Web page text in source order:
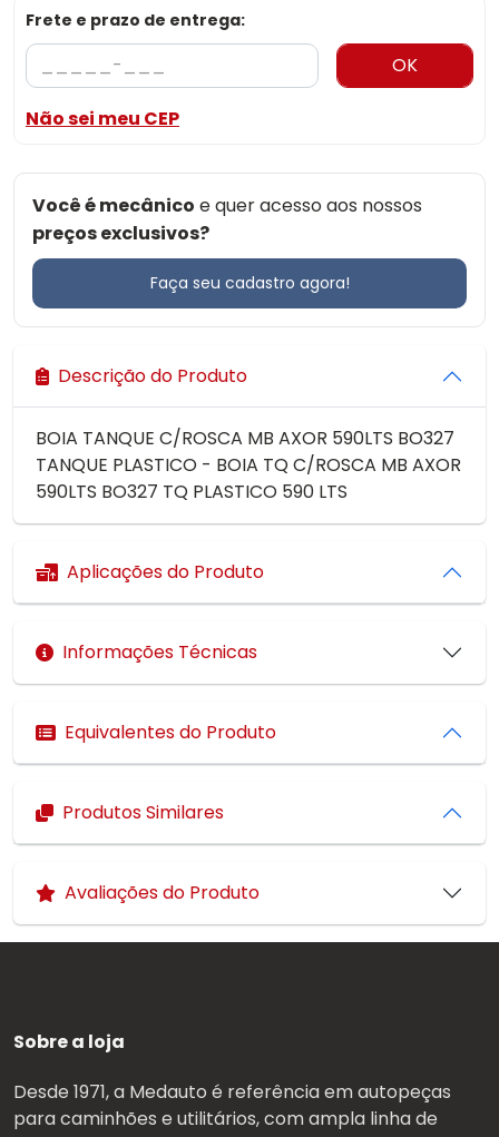
Frete e prazo de entrega:
OK
Não sei meu CEP
Você é mecânico e quer acesso aos nossos
preços exclusivos?
Faça seu cadastro agora!
Descrição do Produto
BOIA TANQUE C/ROSCA MB AXOR 590LTS BO327
TANQUE PLASTICO - BOIA TQ C/ROSCA MB AXOR
590LTS BO327 TQ PLASTICO 590 LTS
Aplicações do Produto
Informações Técnicas
Equivalentes do Produto
Produtos Similares
Avaliações do Produto
Sobre a loja
Desde 1971, a Medauto é referência em autopeças
para caminhões e utilitários, com ampla linha de